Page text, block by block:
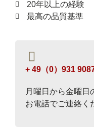
20年以上の経験
最高の品質基準
+ 49（0）931
月曜日から金曜日
お電話でご連絡く